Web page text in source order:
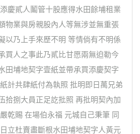
慶貳人鬮管十股應得水田餘埔租業
物業與房親股內人等無涉並無重張
以乃上手來歷不明 等情倘有不明係
買人之事此乃貳比甘愿兩無迫勒今
田埔地契字壹紙並帶承買添慶契字
計共肆紙付為執照 批明即日萬兄弟
拾捌大員正足訖批照 再批明契內加
乾賜 在場伯永福 元城自己秉筆 同
立杜賣盡斷根水田埔地契字人黃元